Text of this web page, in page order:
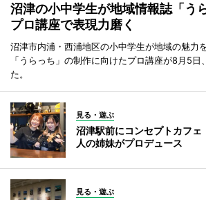
沼津の小中学生が地域情報誌「う
プロ講座で表現力磨く
沼津市内浦・西浦地区の小中学生が地域の魅力
「うらっち」の制作に向けたプロ講座が8月5日
た。
見る・遊ぶ
沼津駅前にコンセプトカフ
人の姉妹がプロデュース
見る・遊ぶ